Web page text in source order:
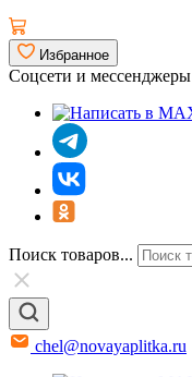
Избранное
Соцсети и мессенджеры
Поиск товаров...
chel@novayaplitka.ru